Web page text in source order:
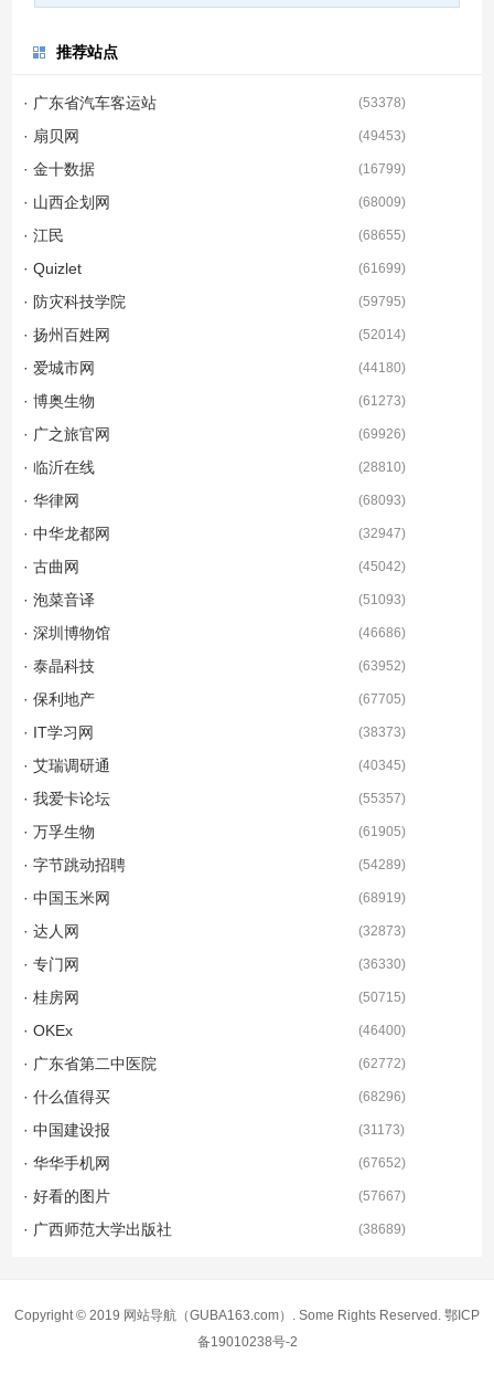
推荐站点
· 广东省汽车客运站 (53378)
· 扇贝网 (49453)
· 金十数据 (16799)
· 山西企划网 (68009)
· 江民 (68655)
· Quizlet (61699)
· 防灾科技学院 (59795)
· 扬州百姓网 (52014)
· 爱城市网 (44180)
· 博奥生物 (61273)
· 广之旅官网 (69926)
· 临沂在线 (28810)
· 华律网 (68093)
· 中华龙都网 (32947)
· 古曲网 (45042)
· 泡菜音译 (51093)
· 深圳博物馆 (46686)
· 泰晶科技 (63952)
· 保利地产 (67705)
· IT学习网 (38373)
· 艾瑞调研通 (40345)
· 我爱卡论坛 (55357)
· 万孚生物 (61905)
· 字节跳动招聘 (54289)
· 中国玉米网 (68919)
· 达人网 (32873)
· 专门网 (36330)
· 桂房网 (50715)
· OKEx (46400)
· 广东省第二中医院 (62772)
· 什么值得买 (68296)
· 中国建设报 (31173)
· 华华手机网 (67652)
· 好看的图片 (57667)
· 广西师范大学出版社 (38689)
Copyright © 2019 网站导航 （GUBA163.com）. Some Rights Reserved. 鄂ICP
备19010238号-2